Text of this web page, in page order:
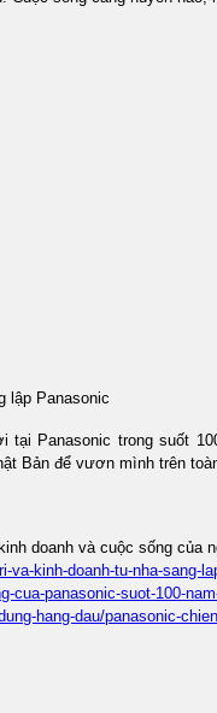
Panasonic
Panasonic trong suốt
Bản để vươn mình trên
doanh và cuộc sống của
va-kinh-doanh-tu-nha-sang-
cua-panasonic-suot-100-
hang-dau/panasonic-